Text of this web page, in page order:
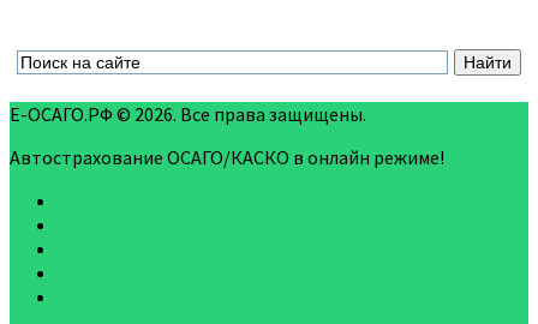
Е-ОСАГО.РФ © 2026. Все права защищены.
Автострахование ОСАГО/КАСКО в онлайн режиме!